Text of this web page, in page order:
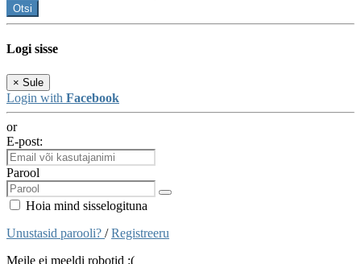
Otsi
Logi sisse
× Sule
Login with Facebook
or
E-post:
Parool
Hoia mind sisselogituna
Unustasid parooli? /Registreeru
Meile ei meeldi robotid :(